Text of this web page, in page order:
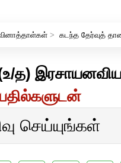
> கடந்த தேர்வுத்
(உ/த)
பதில்களுடன்
செய்யுங்கள்